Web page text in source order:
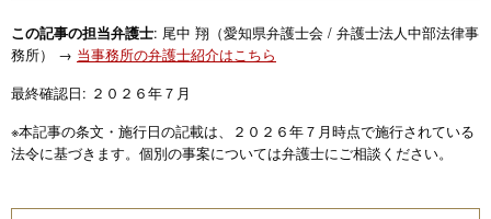
この記事の担当弁護士: 尾中 翔（愛知県弁護士会 / 弁護士法人中部法律事
務所） → 当事務所の弁護士紹介はこちら
最終確認日: ２０２６年７月
※本記事の条文・施行日の記載は、２０２６年７月時点で施行されている
法令に基づきます。個別の事案については弁護士にご相談ください。